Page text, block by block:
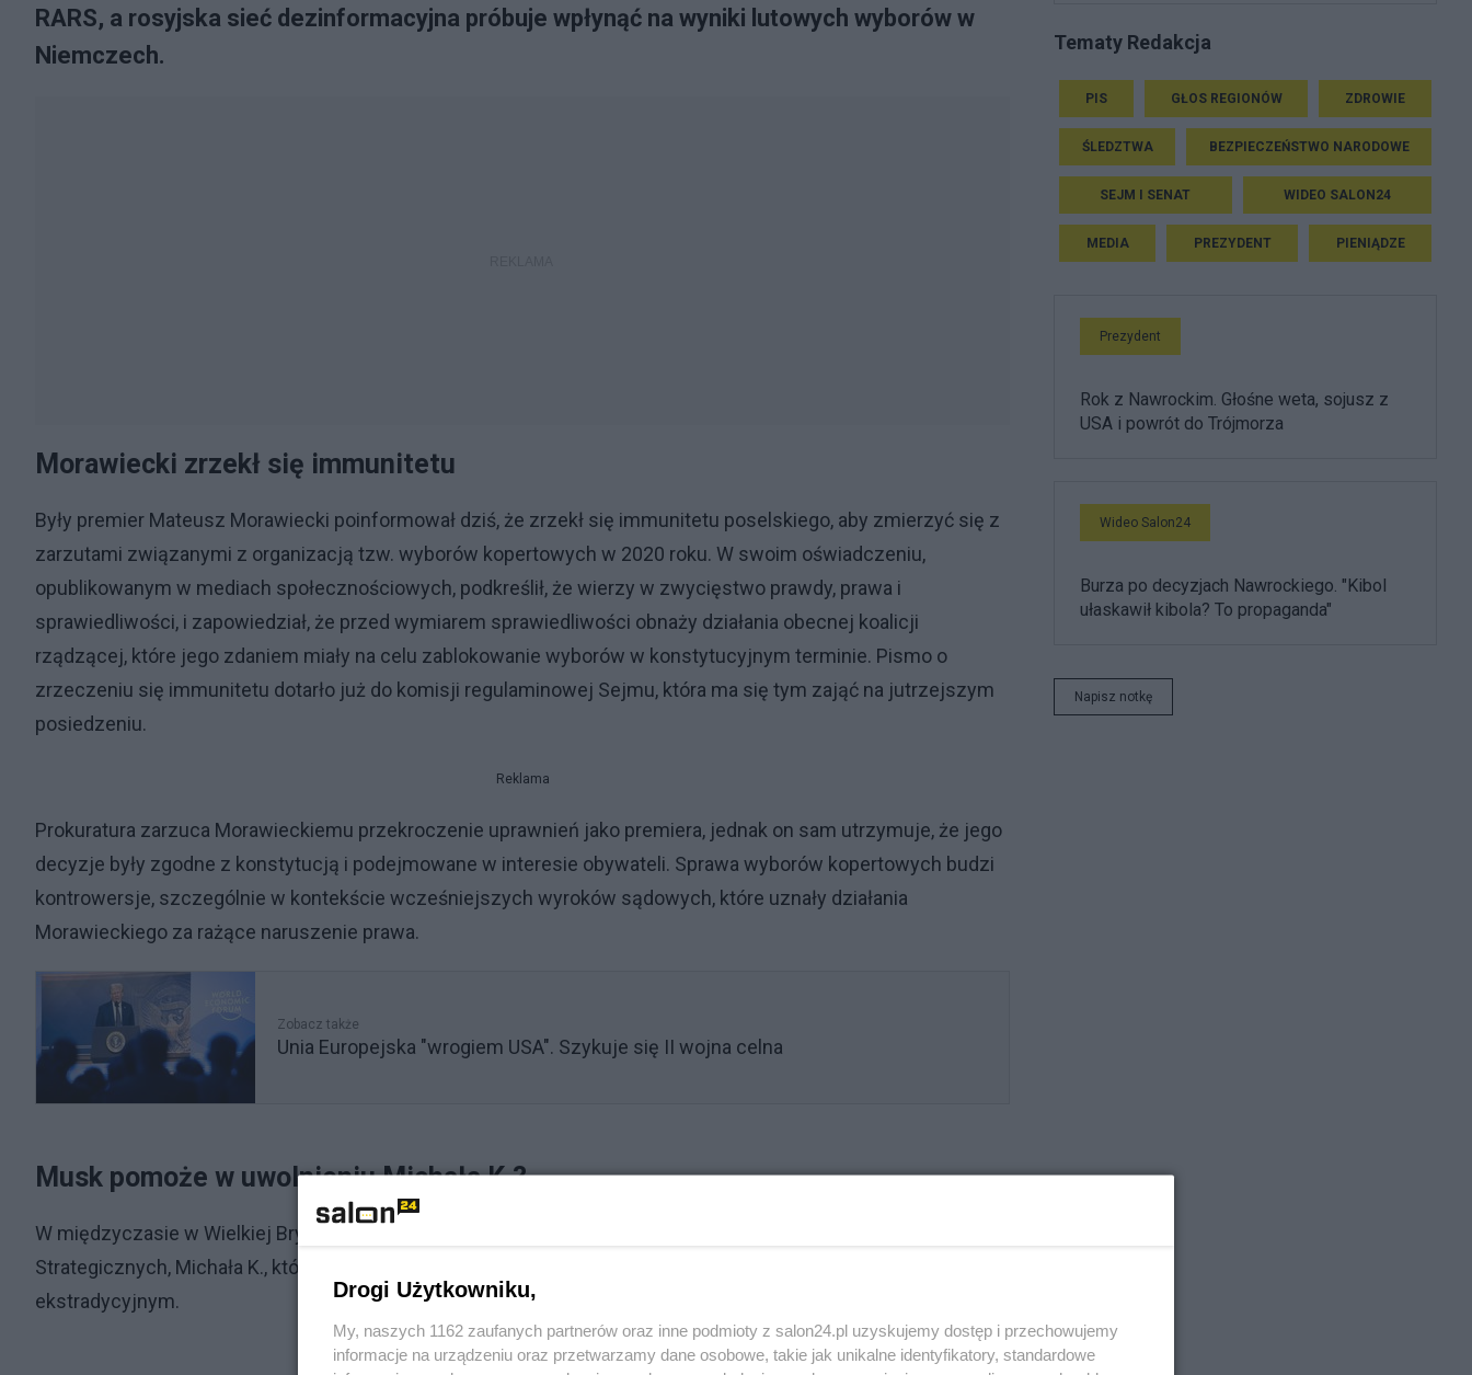
RARS, a rosyjska sieć dezinformacyjna próbuje wpłynąć na wyniki lutowych wyborów w
Niemczech.
Morawiecki zrzekł się immunitetu
Były premier Mateusz Morawiecki poinformował dziś, że zrzekł się immunitetu poselskiego, aby zmierzyć się z
zarzutami związanymi z organizacją tzw. wyborów kopertowych w 2020 roku. W swoim oświadczeniu,
opublikowanym w mediach społecznościowych, podkreślił, że wierzy w zwycięstwo prawdy, prawa i
sprawiedliwości, i zapowiedział, że przed wymiarem sprawiedliwości obnaży działania obecnej koalicji
rządzącej, które jego zdaniem miały na celu zablokowanie wyborów w konstytucyjnym terminie. Pismo o
zrzeczeniu się immunitetu dotarło już do komisji regulaminowej Sejmu, która ma się tym zająć na jutrzejszym
posiedzeniu.
Reklama
Prokuratura zarzuca Morawieckiemu przekroczenie uprawnień jako premiera, jednak on sam utrzymuje, że jego
decyzje były zgodne z konstytucją i podejmowane w interesie obywateli. Sprawa wyborów kopertowych budzi
kontrowersje, szczególnie w kontekście wcześniejszych wyroków sądowych, które uznały działania
Morawieckiego za rażące naruszenie prawa.
Zobacz także
Unia Europejska "wrogiem USA". Szykuje się II wojna celna
Musk pomoże w uwolnieniu Michała K.?
W międzyczasie w Wielkiej Brytanii trwa debata na temat aresztowania byłego szefa Rządowej Agencji Rezerw
Strategicznych, Michała K., który został zatrzymany we wrześniu 2024 roku w związku z postępowaniem
ekstradycyjnym.
Reklama
Tematy Redakcja
PIS GŁOS REGIONÓW ZDROWIE
ŚLEDZTWA BEZPIECZEŃSTWO NARODOWE
SEJM I SENAT WIDEO SALON24
MEDIA PREZYDENT PIENIĄDZE
Prezydent
Rok z Nawrockim. Głośne weta, sojusz z
USA i powrót do Trójmorza
Wideo Salon24
Burza po decyzjach Nawrockiego. "Kibol
ułaskawił kibola? To propaganda"
Napisz notkę
Drogi Użytkowniku,
My, naszych 1162 zaufanych partnerów oraz inne podmioty z salon24.pl uzyskujemy dostęp i przechowujemy
informacje na urządzeniu oraz przetwarzamy dane osobowe, takie jak unikalne identyfikatory, standardowe